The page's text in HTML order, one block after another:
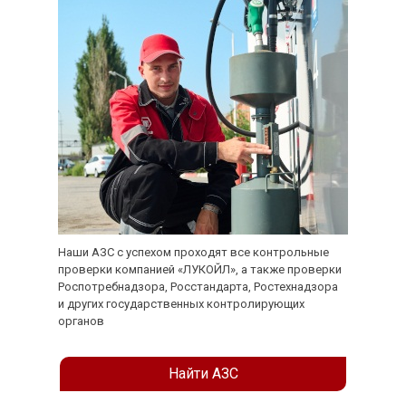
Найти АЗС
Наши АЗС с успехом проходят все контрольные
проверки компанией «ЛУКОЙЛ», а также проверки
Роспотребнадзора, Росстандарта, Ростехнадзора
и других государственных контролирующих
органов